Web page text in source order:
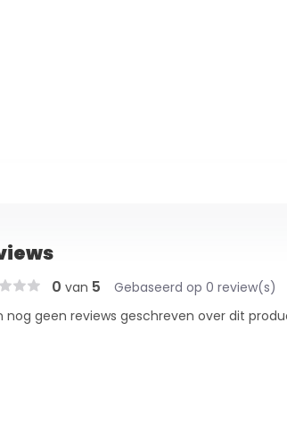
0 van 5 Gebaseerd op 0 review(s)
nog geen reviews geschreven over dit